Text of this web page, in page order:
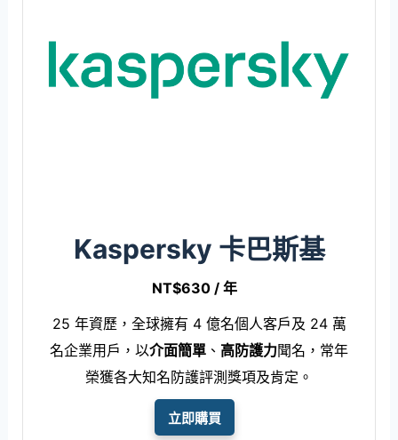
Kaspersky 卡巴斯基
NT$630 / 年
25 年資歷，全球擁有 4 億名個人客戶及 24 萬
名企業用戶，以介面簡單 、 高防護力聞名，常年
榮獲各大知名防護評測獎項及肯定。
立即購買